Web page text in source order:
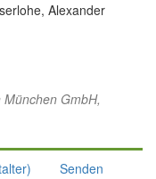
Alexander
GmbH,
Senden